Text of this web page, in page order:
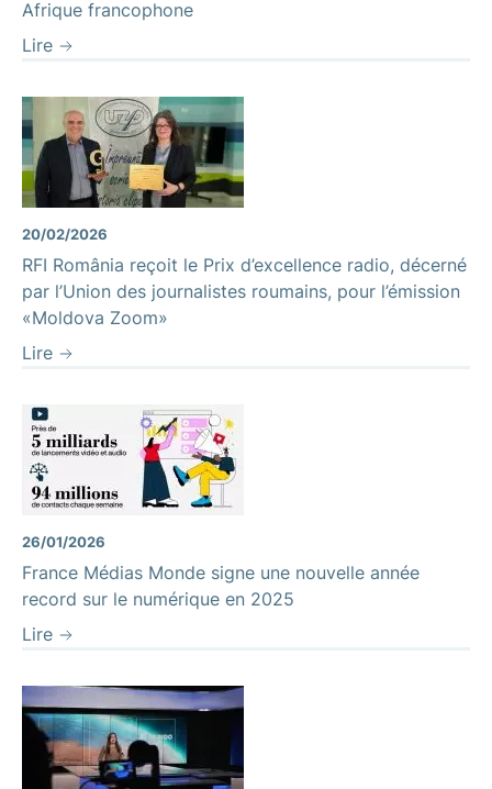
Afrique francophone
Lire
20/02/2026
RFI România reçoit le Prix d’excellence radio, décerné
par l’Union des journalistes roumains, pour l’émission
«Moldova Zoom»
Lire
26/01/2026
France Médias Monde signe une nouvelle année
record sur le numérique en 2025
Lire